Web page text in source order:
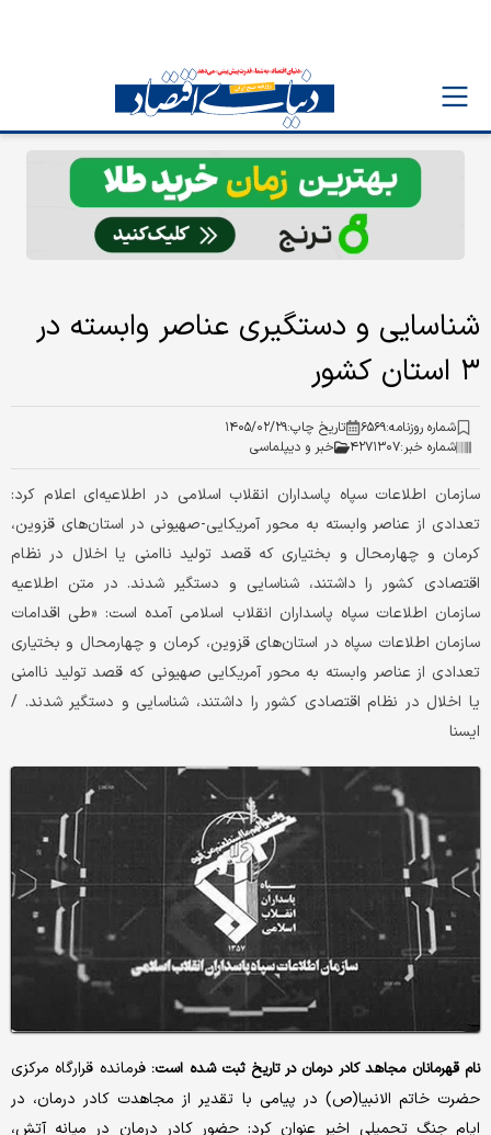
شناسایی و دستگیری عناصر وابسته در
۳ استان کشور
شماره روزنامه:۶۵۶۹ تاریخ چاپ:۱۴۰۵/۰۲/۲۹
شماره خبر:۴۲۷۱۳۰۷ خبر و دیپلماسی
سازمان اطلاعات سپاه پاسداران انقلاب اسلامی در اطلاعیه‌ای اعلام کرد:
تعدادی از عناصر وابسته به محور آمریکایی-صهیونی در استان‌های قزوین،
کرمان و چهارمحال و بختیاری که قصد تولید ناامنی یا اخلال در نظام
اقتصادی کشور را داشتند، شناسایی و دستگیر شدند. در متن اطلاعیه
سازمان اطلاعات سپاه پاسداران انقلاب اسلامی آمده است: «طی اقدامات
سازمان اطلاعات سپاه در استان‌های قزوین، کرمان و چهارمحال و بختیاری
تعدادی از عناصر وابسته به محور آمریکایی صهیونی که قصد تولید ناامنی
یا اخلال در نظام اقتصادی کشور را داشتند، شناسایی و دستگیر شدند. /
ایسنا
نام قهرمانان مجاهد کادر درمان در تاریخ ثبت شده است:فرمانده قرارگاه مرکزی
حضرت خاتم الانبیا(ص) در پیامی با تقدیر از مجاهدت کادر درمان، در
ایام جنگ تحمیلی اخیر عنوان کرد: حضور کادر درمان در میانه آتش،